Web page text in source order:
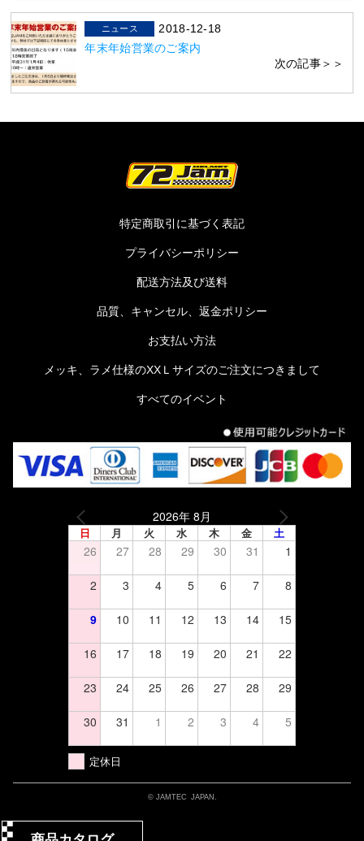
ニュース
2018-12-18
年末年始営業のご案内
次の記事＞＞
特定商取引に基づく表記
プライバシーポリシー
配送方法及び送料
品質、キャンセル、返金ポリシー
お支払い方法
メッキ、ラメ仕様のXXＬサイズのご注文につきまして
すべてのイベント
2026年 8月
日 月 火 水 木 金 土
26 27 28 29 30 31 1
2 3 4 5 6 7 8
9 10 11 12 13 14 15
16 17 18 19 20 21 22
23 24 25 26 27 28 29
30 31 1 2 3 4 5
定休日
© JAMTEC JAPAN.